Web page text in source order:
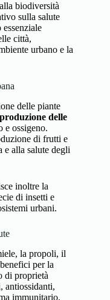
biodiversità
sulla salute
città,
urbano e la
delle piante
delle
e ossigeno.
di frutti e
e alla salute degli
inoltre la
di insetti e
urbani.
la propoli, il
per la
di proprietà
antiossidanti,
immunitario.